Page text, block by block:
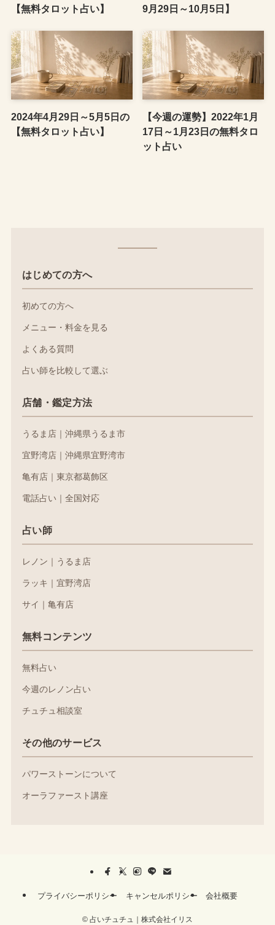
【無料タロット占い】
9月29日～10月5日】
2024年4月29日～5月5日の
【無料タロット占い】
【今週の運勢】2022年1月
17日～1月23日の無料タロ
ット占い
はじめての方へ
初めての方へ
メニュー・料金を見る
よくある質問
占い師を比較して選ぶ
店舗・鑑定方法
うるま店｜沖縄県うるま市
宜野湾店｜沖縄県宜野湾市
亀有店｜東京都葛飾区
電話占い｜全国対応
占い師
レノン｜うるま店
ラッキ｜宜野湾店
サイ｜亀有店
無料コンテンツ
無料占い
今週のレノン占い
チュチュ相談室
その他のサービス
パワーストーンについて
オーラファースト講座
プライバシーポリシー キャンセルポリシー 会社概要
© 占いチュチュ｜株式会社イリス